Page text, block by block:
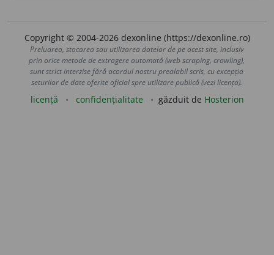
Copyright © 2004-2026 dexonline (https://dexonline.ro)
Preluarea, stocarea sau utilizarea datelor de pe acest site, inclusiv
prin orice metode de extragere automată (web scraping, crawling),
sunt strict interzise fără acordul nostru prealabil scris, cu excepția
seturilor de date oferite oficial spre utilizare publică (vezi licența).
licență confidențialitate găzduit de Hosterion